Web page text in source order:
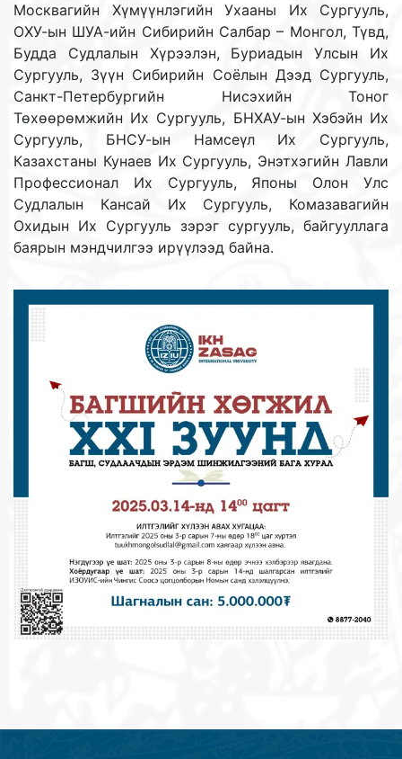
Москвагийн Хүмүүнлэгийн Ухааны Их Сургууль,
ОХУ-ын ШУА-ийн Сибирийн Салбар – Монгол, Түвд,
Будда Судлалын Хүрээлэн, Буриадын Улсын Их
Сургууль, Зүүн Сибирийн Соёлын Дээд Сургууль,
Санкт-Петербургийн Нисэхийн Тоног
Төхөөрөмжийн Их Сургууль, БНХАУ-ын Хэбэйн Их
Сургууль, БНСУ-ын Намсеүл Их Сургууль,
Казахстаны Кунаев Их Сургууль, Энэтхэгийн Лавли
Профессионал Их Сургууль, Японы Олон Улс
Судлалын Кансай Их Сургууль, Комазавагийн
Охидын Их Сургууль зэрэг сургууль, байгууллага
баярын мэндчилгээ ирүүлээд байна.